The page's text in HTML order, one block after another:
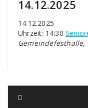
14.12.2025
14.12.2025
Uhrzeit: 14:30